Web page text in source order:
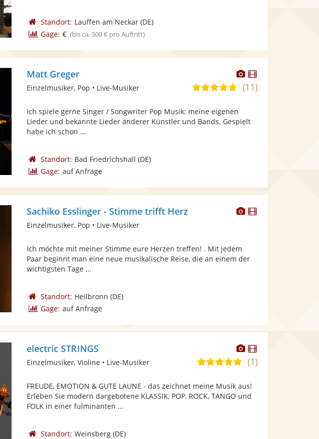
Standort: Lauffen am Neckar(DE)
Gage: € (bis ca. 500 € pro Auftritt)
Dieser
Künstler
stellt
bereit.
Dieser
Künstler
Matt Greger
4,9
5
Sternen
(11)
Einzelmusiker, Pop • Live-Musiker
Ich spiele gerne Singer / Songwriter Pop Musik: meine eigenen
Lieder und bekannte Lieder anderer Künstler und Bands. Gespielt
habe ich schon ...
Standort: Bad Friedrichshall (DE)
Gage: auf Anfrage
DieserDieser
Sachiko Esslinger - Stimme trifft Herz
Einzelmusiker, Pop • Live-Musiker
Ich möchte mit meiner Stimme eure Herzen treffen! ​. Mit jedem
Paar beginnt man eine neue musikalische Reise, die an einem der
wichtigsten Tage ...
Standort: Heilbronn (DE)
Gage: auf Anfrage
Dieser
Künstler
stellt
bereit.
Dieser
Künstler
electric STRINGS
5,0
5
Sternen
(1)
Einzelmusiker, Violine • Live-Musiker
FREUDE, EMOTION & GUTE LAUNE - das zeichnet meine Musik aus!
Erleben Sie modern dargebotene KLASSIK, POP, ROCK, TANGO und
FOLK in einer fulminanten ...
Standort: Weinsberg(DE)